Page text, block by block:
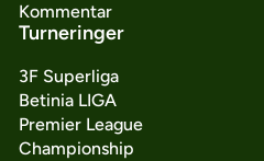
Kommentar
Turneringer
3F Superliga
Betinia LIGA
Premier League
Championship